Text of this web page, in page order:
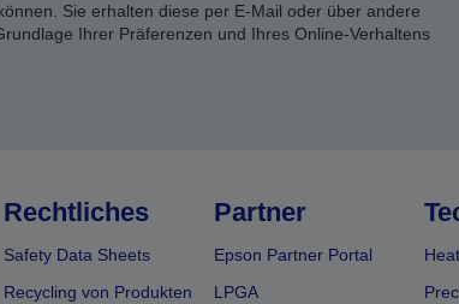
Sie erhalten diese per E-Mail oder über andere
Ihrer Präferenzen und Ihres Online-Verhaltens
Rechtliches
Safety Data Sheets
Recycling von Produkten
Partner
Epson Partner Portal
LPGA